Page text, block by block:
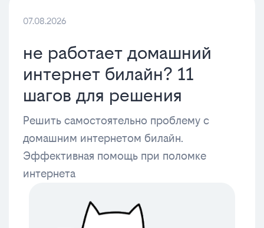
07.08.2026
не работает домашний
интернет билайн? 11
шагов для решения
Решить самостоятельно проблему с
домашним интернетом билайн.
Эффективная помощь при поломке
интернета